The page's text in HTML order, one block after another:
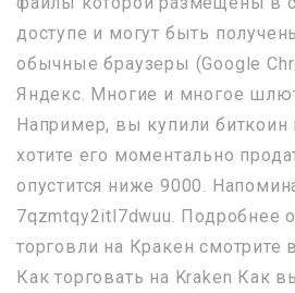
доступе и могут быть
обычные браузеры (Google
Яндекс. Многие и многое
Например, вы купили биткоин
хотите его моментально
опустится ниже 9000.
7qzmtqy2itl7dwuu. Подробнее
торговли на Кракен смотрите
Как торговать на Kraken Как